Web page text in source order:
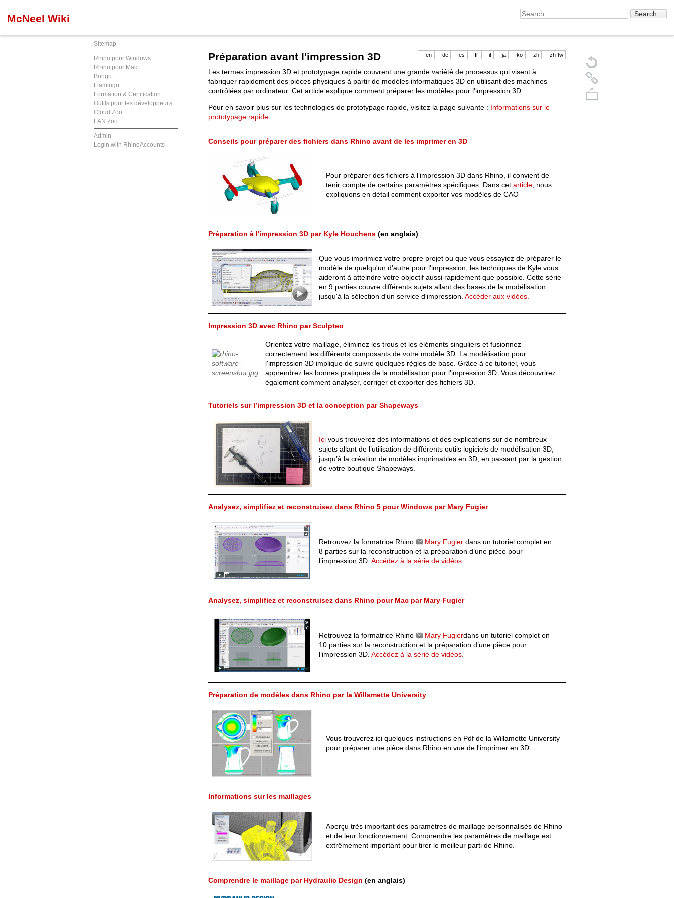
McNeel Wiki
Sitemap
Rhino pour Windows
Rhino pour Mac
Bongo
Flamingo
Formation & Certification
Outils pour les développeurs
Cloud Zoo
LAN Zoo
Admin
Login with RhinoAccounts
en de es fr it ja ko zh zh-tw
Préparation avant l'impression 3D
Les termes impression 3D et prototypage rapide couvrent une grande variété de processus qui visent à
fabriquer rapidement des pièces physiques à partir de modèles informatiques 3D en utilisant des machines
contrôlées par ordinateur. Cet article explique comment préparer les modèles pour l'impression 3D.
Pour en savoir plus sur les technologies de prototypage rapide, visitez la page suivante : Informations sur le
prototypage rapide.
Conseils pour préparer des fichiers dans Rhino avant de les imprimer en 3D
Pour préparer des fichiers à l’impression 3D dans Rhino, il convient de
tenir compte de certains paramètres spécifiques. Dans cet article , nous
expliquons en détail comment exporter vos modèles de CAO
Préparation à l'impression 3D par Kyle Houchens (en anglais)
Que vous imprimiez votre propre projet ou que vous essayiez de préparer le
modèle de quelqu'un d'autre pour l'impression, les techniques de Kyle vous
aideront à atteindre votre objectif aussi rapidement que possible. Cette série
en 9 parties couvre différents sujets allant des bases de la modélisation
jusqu'à la sélection d'un service d'impression. Accéder aux vidéos.
Impression 3D avec Rhino par Sculpteo
Orientez votre maillage, éliminez les trous et les éléments singuliers et fusionnez
correctement les différents composants de votre modèle 3D. La modélisation pour
l'impression 3D implique de suivre quelques règles de base. Grâce à ce tutoriel, vous
apprendrez les bonnes pratiques de la modélisation pour l’impression 3D. Vous découvrirez
également comment analyser, corriger et exporter des fichiers 3D.
Tutoriels sur l’impression 3D et la conception par Shapeways
Ici vous trouverez des informations et des explications sur de nombreux
sujets allant de l’utilisation de différents outils logiciels de modélisation 3D,
jusqu’à la création de modèles imprimables en 3D, en passant par la gestion
de votre boutique Shapeways.
Analysez, simplifiez et reconstruisez dans Rhino 5 pour Windows par Mary Fugier
Retrouvez la formatrice Rhino Mary Fugier dans un tutoriel complet en
8 parties sur la reconstruction et la préparation d’une pièce pour
l’impression 3D. Accédez à la série de vidéos.
Analysez, simplifiez et reconstruisez dans Rhino pour Mac par Mary Fugier
Retrouvez la formatrice Rhino Mary Fugierdans un tutoriel complet en
10 parties sur la reconstruction et la préparation d’une pièce pour
l’impression 3D. Accédez à la série de vidéos.
Préparation de modèles dans Rhino par la Willamette University
Vous trouverez ici quelques instructions en Pdf de la Willamette University
pour préparer une pièce dans Rhino en vue de l'imprimer en 3D.
Informations sur les maillages
Aperçu très important des paramètres de maillage personnalisés de Rhino
et de leur fonctionnement. Comprendre les paramètres de maillage est
extrêmement important pour tirer le meilleur parti de Rhino.
Comprendre le maillage par Hydraulic Design (en anglais)